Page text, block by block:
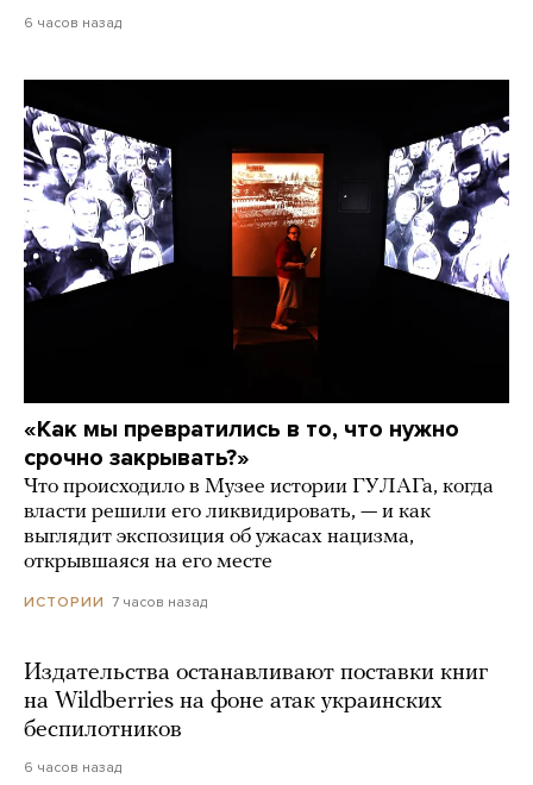
6 часов назад
«Как мы превратились в то, что нужно
срочно закрывать?»
Что происходило в Музее истории ГУЛАГа, когда
власти решили его ликвидировать, — и как
выглядит экспозиция об ужасах нацизма,
открывшаяся на его месте
ИСТОРИИ 7 часов назад
Издательства останавливают поставки книг
на Wildberries на фоне атак украинских
беспилотников
6 часов назад